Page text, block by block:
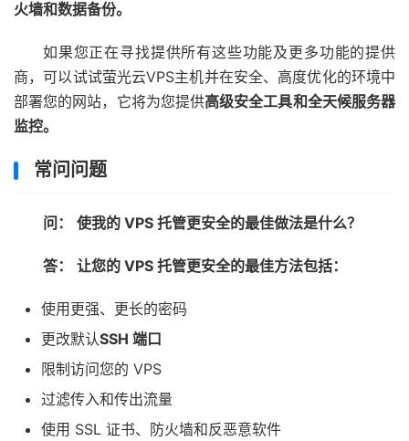
火墙和数据备份。
如果您正在寻找提供所有这些功能及更多功能的提供
商，可以试试萤光云VPS主机并在安全、高度优化的环境中
部署您的网站，它将为您提供高级安全工具和全天候服务器
监控。
常问问题
问： 使我的 VPS 托管更安全的最佳做法是什么？
答： 让您的 VPS 托管更安全的最佳方法包括：
使用更强、更长的密码
更改默认SSH 端口
限制访问您的 VPS
过滤传入和传出流量
使用 SSL 证书、防火墙和反恶意软件